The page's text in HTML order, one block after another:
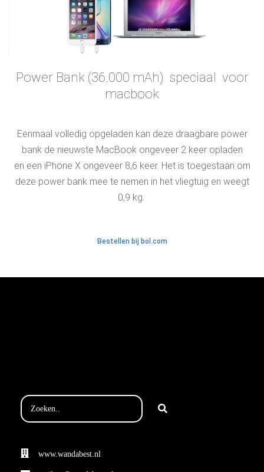
Power Bank (36.000 mAh) speciaal voor
macbook
Eenmaal volledig opgeladen kan deze draagbare power
bank de nieuwste MacBook ongeveer 2 keer opladen
en een iPhone X ongeveer 8,6 keer. Het is toegestaan om
deze power bank mee te nemen in het vliegtuig en weegt
0,9 kg.
Bestellen bij bol.com
www.wandabest.nl